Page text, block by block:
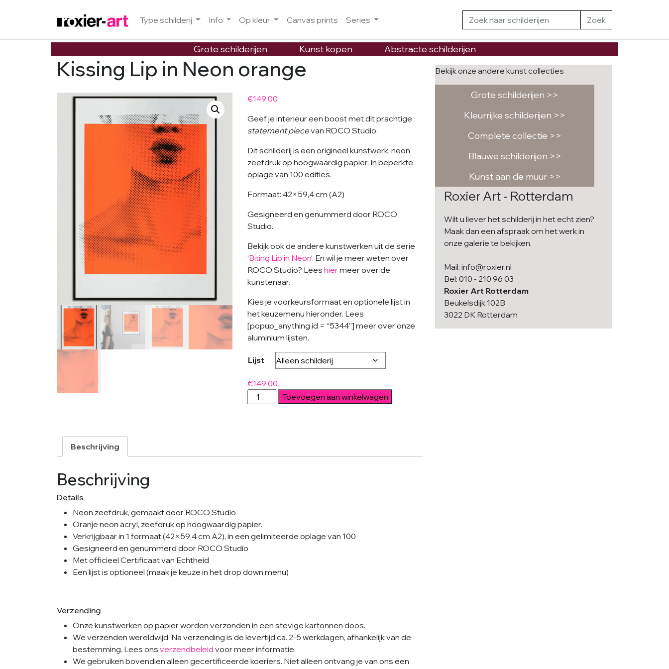
Type schilderij Info Op kleur Canvas prints Series Zoek
Grote schilderijen Kunst kopen Abstracte schilderijen
Kissing Lip in Neon orange
€149.00
Geef je interieur een boost met dit prachtige
statement piecevan ROCO Studio.
Dit schilderij is een origineel kunstwerk, neon
zeefdruk op hoogwaardig papier. In beperkte
oplage van 100 edities.
Formaat: 42×59,4 cm (A2)
Gesigneerd en genummerd door ROCO
Studio.
Bekijk ook de andere kunstwerken uit de serie
‘Biting Lip in Neon‘. En wil je meer weten over
ROCO Studio? Lees hier meer over de
kunstenaar.
Kies je voorkeursformaat en optionele lijst in
het keuzemenu hieronder. Lees
[popup_anything id = “5344”] meer over onze
aluminium lijsten.
Lijst
€149.00
Kissing
Lip
aantal
Toevoegen aan winkelwagen
Beschrijving
Beschrijving
Details
Neon zeefdruk, gemaakt door ROCO Studio
Oranje neon acryl, zeefdruk op hoogwaardig papier.
Verkrijgbaar in 1 formaat (42×59,4 cm A2), in een gelimiteerde oplage van 100
Gesigneerd en genummerd door ROCO Studio
Met officieel Certificaat van Echtheid
Een lijst is optioneel (maak je keuze in het drop down menu)
Verzending
Onze kunstwerken op papier worden verzonden in een stevige kartonnen doos.
We verzenden wereldwijd. Na verzending is de levertijd ca. 2-5 werkdagen, afhankelijk van de
bestemming. Lees ons verzendbeleid voor meer informatie.
We gebruiken bovendien alleen gecertificeerde koeriers. Niet alleen ontvang je van ons een
Bekijk onze andere kunst collecties
Grote schilderijen >>
Kleurrijke schilderijen >>
Complete collectie >>
Blauwe schilderijen >>
Kunst aan de muur >>
Roxier Art - Rotterdam
Wilt u liever het schilderij in het echt zien?
Maak dan een afspraak om het werk in
onze galerie te bekijken.
Mail: info@roxier.nl
Bel: 010 - 210 96 03
Roxier Art Rotterdam
Beukelsdijk 102B
3022 DK Rotterdam